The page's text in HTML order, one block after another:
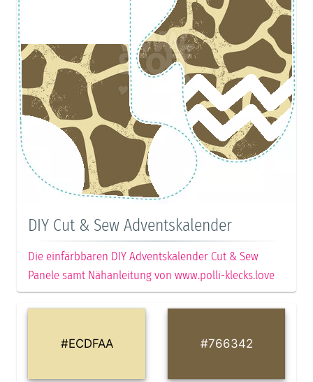
DIY Cut & Sew Adventskalender
Die einfärbbaren DIY Adventskalender Cut & Sew
Panele samt Nähanleitung von www.polli-klecks.love
#ECDFAA #766342